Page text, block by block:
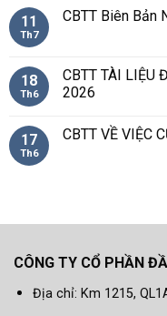
11
Th7
CBTT Biên Bản
18
Th6
CBTT TÀI LIỆU
2026
17
Th6
CBTT VỀ VIỆC
CÔNG TY CỔ PHẦN
Địa chỉ: Km 1215,